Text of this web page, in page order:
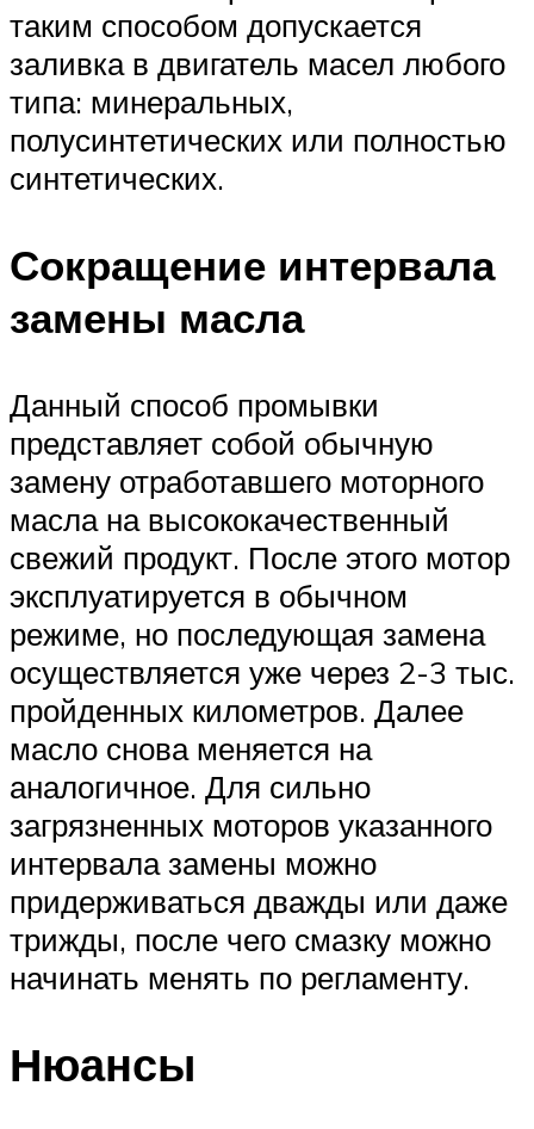
таким способом допускается
заливка в двигатель масел любого
типа: минеральных,
полусинтетических или полностью
синтетических.
Сокращение интервала
замены масла
Данный способ промывки
представляет собой обычную
замену отработавшего моторного
масла на высококачественный
свежий продукт. После этого мотор
эксплуатируется в обычном
режиме, но последующая замена
осуществляется уже через 2-3 тыс.
пройденных километров. Далее
масло снова меняется на
аналогичное. Для сильно
загрязненных моторов указанного
интервала замены можно
придерживаться дважды или даже
трижды, после чего смазку можно
начинать менять по регламенту.
Нюансы